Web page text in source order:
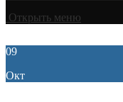
Открыть меню
09
Окт